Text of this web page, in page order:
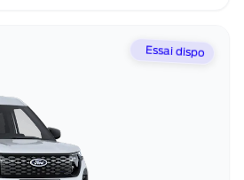
Essai dispo